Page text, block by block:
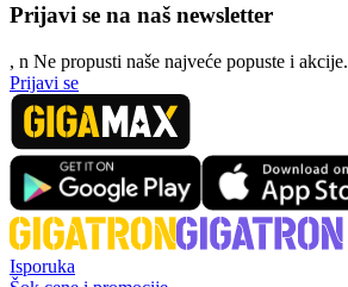
Prijavi se na naš newsletter
, n Ne propusti naše najveće popuste i akcije.
Prijavi se
Isporuka